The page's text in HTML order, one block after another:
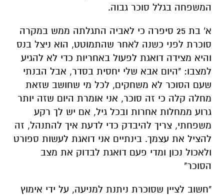
המשפחה בגלל סוכר גבוה.
א' בת 25 סיפרה כי לאביה התגלתה ממש במקרה
סוכרת לפני כשנה לאחר שהתמוטט, הוא ניצל בנס
והיא מצידה דואגת לפעול באחריות כדי לא להגיע
למצבו: "היום אבא שלי יחסית בסדר, אבל הבנתי
שעם הסוכר לא משחקים, לכל מי שחושב שזאת
מחלה קלה כי זה סוכר, אני אומרת היום שזה יותר
גרוע ממחלות אחרות ובכל גיל, אם יש לך רקע
משפחתי, צריך להיבדק כדי לדעת איך להתנהל, זה
להציל את עצמך. בינתיים אני דואגת לעשות ספורט
ולאכול נכון ומדי פעם דואגת לבדוק את מצב
הסוכר"
"חשוב לציין שסוכרת ניתנת למניעה, על ידי אימוץ